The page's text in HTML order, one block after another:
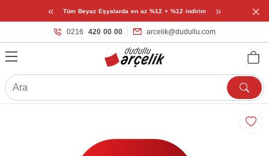
« Tüm Beyaz Eşyalarda en az %12 + %12 indirim » ×
0216 420 00 00 arcelik@dudullu.com